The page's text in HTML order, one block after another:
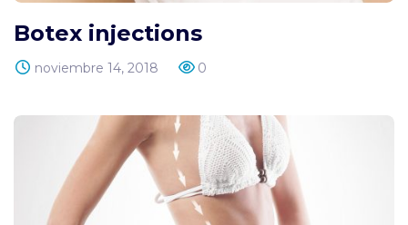
Botex injections
noviembre 14, 2018 0